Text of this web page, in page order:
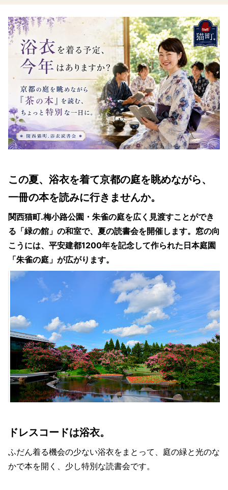
この夏、浴衣を着て京都の庭を眺めながら、
一冊の本を読みに行きませんか。
関西猫町.梅小路公園・朱雀の庭を広く見渡すことができ
る「緑の館」の和室で、夏の読書会を開催します。窓の向
こうには、平安建都1200年を記念して作られた日本庭園
「朱雀の庭」が広がります。
ドレスコードは浴衣。
ふだん着る機会の少ない浴衣をまとって、庭の緑と光のな
かで本を開く、少し特別な読書会です。